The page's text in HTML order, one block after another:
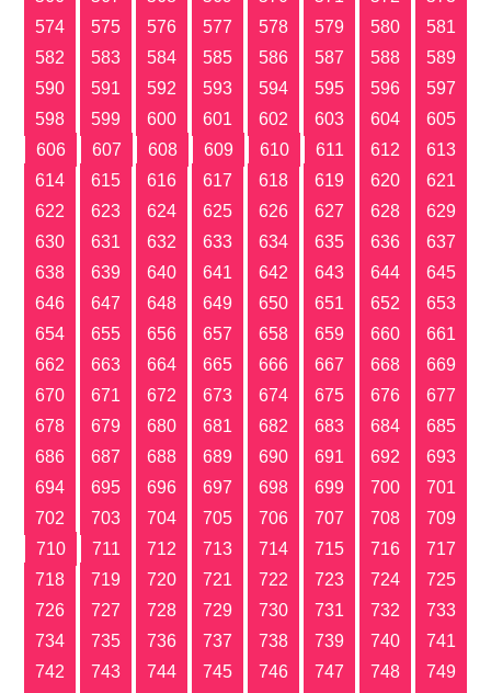
574
575 576 577 578 579 580
581
582
583 584 585 586 587 588
589
590
591 592 593 594 595 596
597
598
599 600 601 602 603 604
605
606
607 608 609 610 611 612
613
614
615 616 617 618 619 620
621
622
623 624 625 626 627 628
629
630
631 632 633 634 635 636
637
638
639 640 641 642 643 644
645
646
647 648 649 650 651 652
653
654
655 656 657 658 659 660
661
662
663 664 665 666 667 668
669
670
671 672 673 674 675 676
677
678
679 680 681 682 683 684
685
686
687 688 689 690 691 692
693
694
695 696 697 698 699 700
701
702
703 704 705 706 707 708
709
710
711 712 713 714 715 716
717
718
719 720 721 722 723 724
725
726
727 728 729 730 731 732
733
734
735 736 737 738 739 740
741
742
743 744 745 746 747 748
749